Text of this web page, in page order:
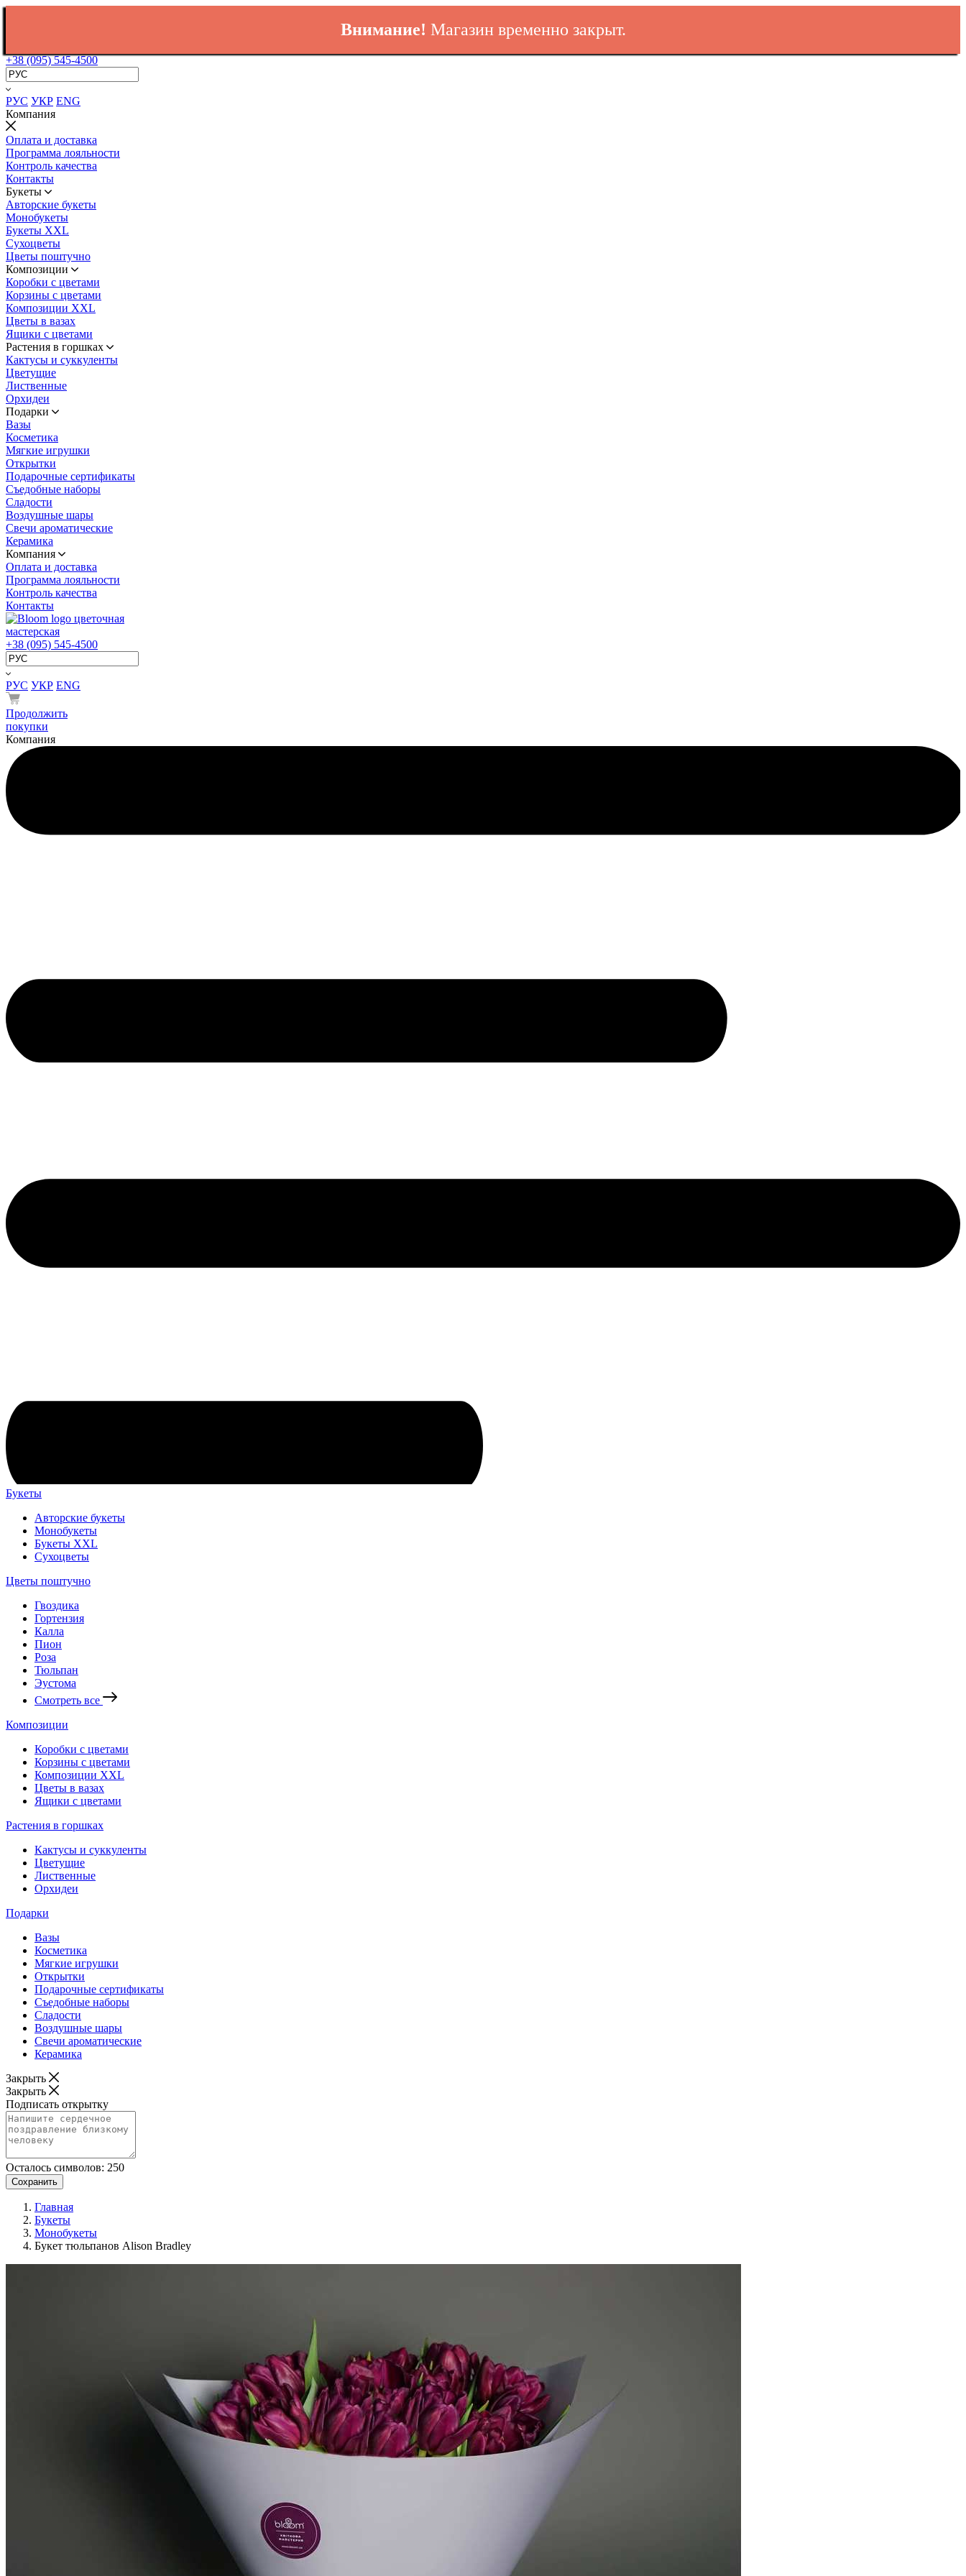
Внимание! Магазин временно закрыт.
+38 (095) 545-4500
РУС УКР ENG
Компания
Оплата и доставка
Программа лояльности
Контроль качества
Контакты
Букеты
Авторские букеты
Монобукеты
Букеты XXL
Сухоцветы
Цветы поштучно
Композиции
Коробки с цветами
Корзины с цветами
Композиции XXL
Цветы в вазах
Ящики с цветами
Растения в горшках
Кактусы и суккуленты
Цветущие
Лиственные
Орхидеи
Подарки
Вазы
Косметика
Мягкие игрушки
Открытки
Подарочные сертификаты
Съедобные наборы
Сладости
Воздушные шары
Свечи ароматические
Керамика
Компания
Оплата и доставка
Программа лояльности
Контроль качества
Контакты
цветочная
мастерская
+38 (095) 545-4500
РУС УКР ENG
Продолжить
покупки
Компания
Букеты
Авторские букеты
Монобукеты
Букеты XXL
Сухоцветы
Цветы поштучно
Гвоздика
Гортензия
Калла
Пион
Роза
Тюльпан
Эустома
Смотреть все
Композиции
Коробки с цветами
Корзины с цветами
Композиции XXL
Цветы в вазах
Ящики с цветами
Растения в горшках
Кактусы и суккуленты
Цветущие
Лиственные
Орхидеи
Подарки
Вазы
Косметика
Мягкие игрушки
Открытки
Подарочные сертификаты
Съедобные наборы
Сладости
Воздушные шары
Свечи ароматические
Керамика
Закрыть
Закрыть
Подписать открытку
Осталось символов: 250
Сохранить
Главная
Букеты
Монобукеты
Букет тюльпанов Alison Bradley